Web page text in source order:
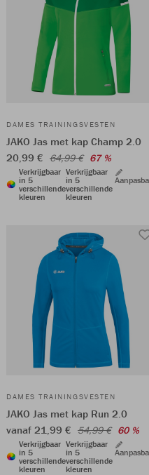
DAMES TRAININGSVESTEN
JAKO Jas met kap Champ 2.0
20,99 € 64,99 € 67 %
Verkrijgbaar
in 5
verschillende
kleuren
Verkrijgbaar
in 5
verschillende
kleuren
DAMES TRAININGSVESTEN
JAKO Jas met kap Run 2.0
vanaf 21,99 € 54,99 € 60 %
Verkrijgbaar
in 5
verschillende
kleuren
Verkrijgbaar
in 5
verschillende
kleuren